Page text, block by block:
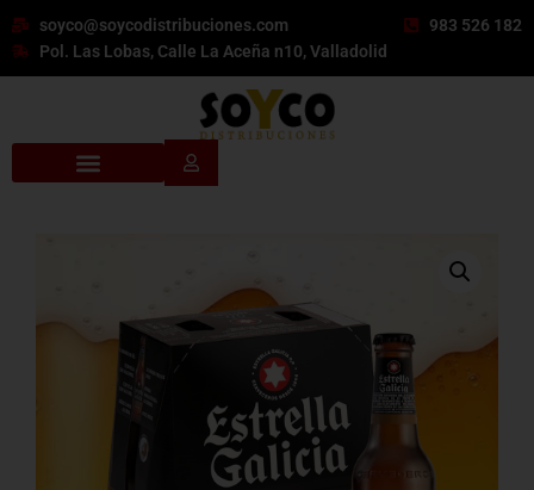
soyco@soycodistribuciones.com
983 526 182
Pol. Las Lobas, Calle La Aceña n10, Valladolid